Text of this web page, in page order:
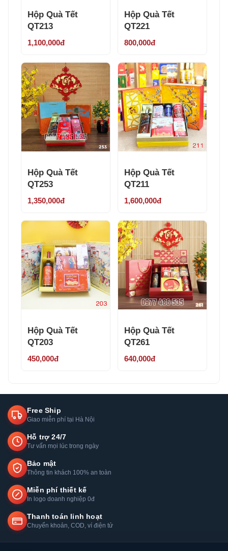
Hộp Quà Tết
QT213
1,100,000đ
Hộp Quà Tết
QT221
800,000đ
Hộp Quà Tết
QT253
1,350,000đ
Hộp Quà Tết
QT211
1,600,000đ
Hộp Quà Tết
QT203
450,000đ
Hộp Quà Tết
QT261
640,000đ
Free Ship
Giao miễn phí tại Hà Nội
Hỗ trợ 24/7
Tư vấn mọi lúc trong ngày
Bảo mật
Thông tin khách 100% an toàn
Miễn phí thiết kế
In logo doanh nghiệp 0đ
Thanh toán linh hoạt
Chuyển khoản, COD, ví điện tử